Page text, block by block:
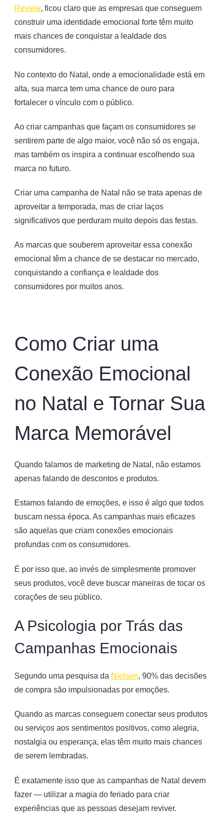
Review, ficou claro que as empresas que conseguem
construir uma identidade emocional forte têm muito
mais chances de conquistar a lealdade dos
consumidores.
No contexto do Natal, onde a emocionalidade está em
alta, sua marca tem uma chance de ouro para
fortalecer o vínculo com o público.
Ao criar campanhas que façam os consumidores se
sentirem parte de algo maior, você não só os engaja,
mas também os inspira a continuar escolhendo sua
marca no futuro.
Criar uma campanha de Natal não se trata apenas de
aproveitar a temporada, mas de criar laços
significativos que perduram muito depois das festas.
As marcas que souberem aproveitar essa conexão
emocional têm a chance de se destacar no mercado,
conquistando a confiança e lealdade dos
consumidores por muitos anos.
Como Criar uma
Conexão Emocional
no Natal e Tornar Sua
Marca Memorável
Quando falamos de marketing de Natal, não estamos
apenas falando de descontos e produtos.
Estamos falando de emoções, e isso é algo que todos
buscam nessa época. As campanhas mais eficazes
são aquelas que criam conexões emocionais
profundas com os consumidores.
É por isso que, ao invés de simplesmente promover
seus produtos, você deve buscar maneiras de tocar os
corações de seu público.
A Psicologia por Trás das
Campanhas Emocionais
Segundo uma pesquisa da Nielsen, 90% das decisões
de compra são impulsionadas por emoções.
Quando as marcas conseguem conectar seus produtos
ou serviços aos sentimentos positivos, como alegria,
nostalgia ou esperança, elas têm muito mais chances
de serem lembradas.
É exatamente isso que as campanhas de Natal devem
fazer — utilizar a magia do feriado para criar
experiências que as pessoas desejam reviver.